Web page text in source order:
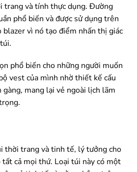
trang và tính thực dụng. Đường
phổ biến và được sử dụng trên
blazer vì nó tạo điểm nhấn thị giác
phổ biến cho những người muốn
vest của mình nhờ thiết kế cấu
mang lại vẻ ngoài lịch lãm
thời trang và tinh tế, lý tưởng cho
cả mọi thứ. Loại túi này có một